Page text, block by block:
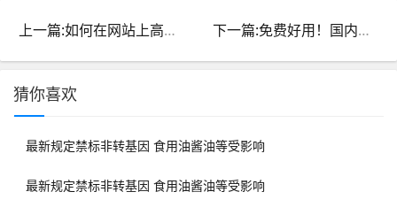
上一篇:如何在网站上高效进行专利检索？全面指南来了！ 下一篇:免费好用！国内外专利查询网站分享 →精选推荐，助您轻松检索专利信息
猜你喜欢
最新规定禁标非转基因 食用油酱油等受影响
最新规定禁标非转基因 食用油酱油等受影响